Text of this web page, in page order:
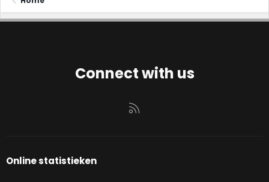
Connect with us
Online statistieken